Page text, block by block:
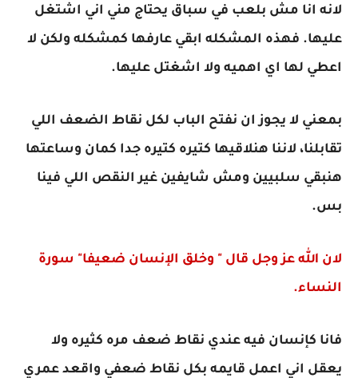
لانه انا مش بلعب في سباق يحتاج مني اني اشتغل
عليها. فهذه المشكله ابقي عارفها كمشكله ولكن لا
اعطي لها اي اهميه ولا اشغتل عليها.
بمعني لا يجوز ان نفتح الباب لكل نقاط الضعف اللي
تقابلنا، لاننا هنلاقيها كتيره كتيره جدا كمان وساعتها
هنبقي سلبيين ومش شايفين غير النقص اللي فينا
بس.
لان الله عز وجل قال " وخلق الإنسان ضعيفا" سورة
النساء.
فانا كإنسان فيه عندي نقاط ضعف مره كثيره ولا
يعقل اني اعمل قايمه بكل نقاط ضعفي واقعد عمري